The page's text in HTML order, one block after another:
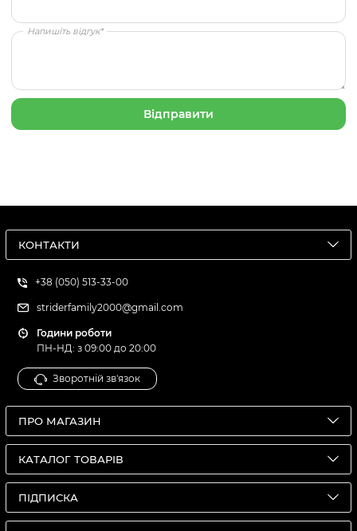
Напишіть відгук*
КОНТАКТИ
+38 (050) 513-33-00
striderfamily2000@gmail.com
Години роботи
ПН-НД: з 09:00 до 20:00
Зворотній зв'язок
ПРО МАГАЗИН
КАТАЛОГ ТОВАРІВ
ПІДПИСКА